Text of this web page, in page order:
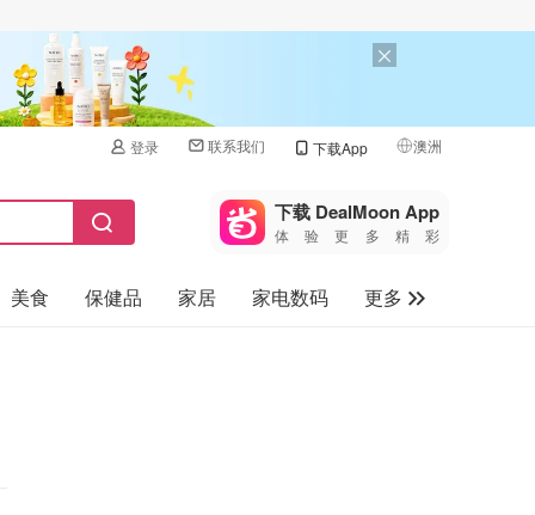
登录 联系我们 下载App 澳洲
🇺🇸
🇨🇳 中国
🇨🇦加拿大
下载 DealMoon App
体验更多精彩
美食 保健品 家居 家电数码
更多